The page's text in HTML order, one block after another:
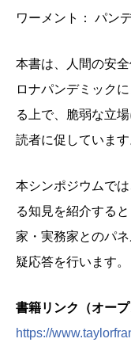
ワーメント： パン
本書は、人間の安
ロナパンデミック
る上で、脆弱な立
読者に促しています
本シンポジウムで
る知見を紹介する
家・実務家とのパ
疑応答を行います。
書籍リンク（オープ
https://